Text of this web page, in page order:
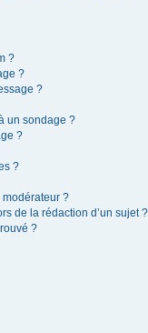
?
?
?
un sondage ?
?
?
?
de la rédaction d’un sujet ?
?